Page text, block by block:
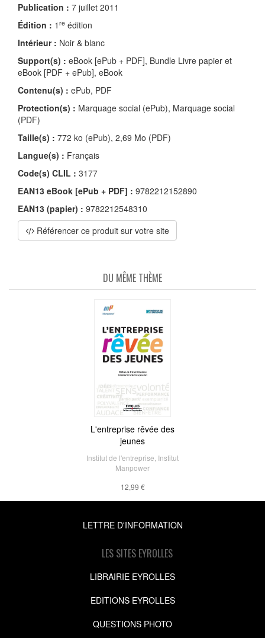
Publication : 7 juillet 2011
Édition : 1 re édition
Intérieur : Noir & blanc
Support(s) : eBook [ePub + PDF], Bundle Livre papier et
eBook [PDF + ePub], eBook
Contenu(s) : ePub, PDF
Protection(s) : Marquage social (ePub), Marquage social
(PDF)
Taille(s) : 772 ko (ePub), 2,69 Mo (PDF)
Langue(s) : Français
Code(s) CLIL : 3177
EAN13 eBook [ePub + PDF] : 9782212152890
EAN13 (papier) : 9782212548310
Référencer ce produit sur votre site
DU MÊME THÈME
L'entreprise rêvée des
jeunes
Institut de l'entreprise Institut
Manpower
12,99 €
LETTRE D'INFORMATION
LES SITES EYROLLES
LIBRAIRIE EYROLLES
EDITIONS EYROLLES
QUESTIONS PHOTO